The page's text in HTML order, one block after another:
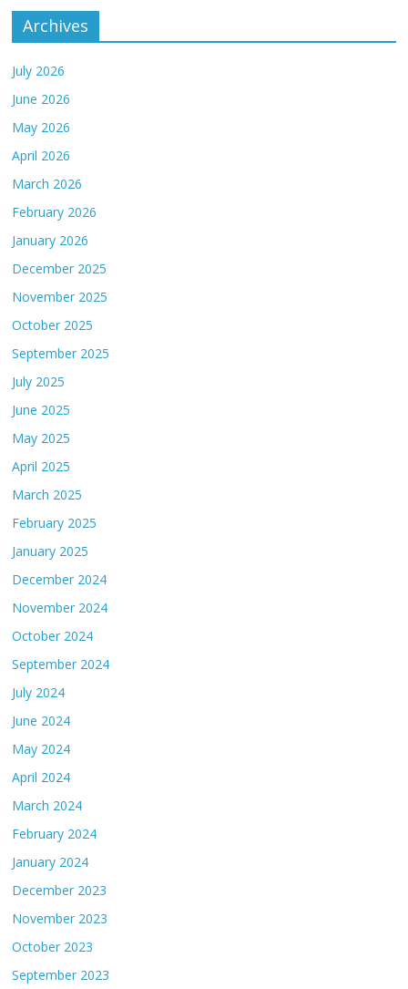
Archives
July 2026
June 2026
May 2026
April 2026
March 2026
February 2026
January 2026
December 2025
November 2025
October 2025
September 2025
July 2025
June 2025
May 2025
April 2025
March 2025
February 2025
January 2025
December 2024
November 2024
October 2024
September 2024
July 2024
June 2024
May 2024
April 2024
March 2024
February 2024
January 2024
December 2023
November 2023
October 2023
September 2023